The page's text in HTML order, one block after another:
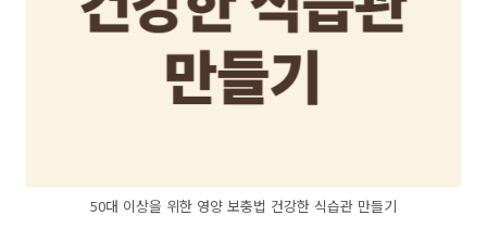
50대 이상을 위한 영양 보충법 건강한 식습관 만들기